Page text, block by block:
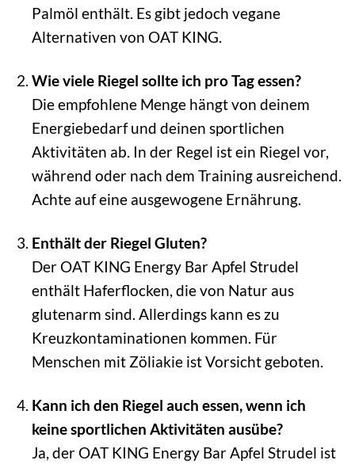
Palmöl enthält. Es gibt jedoch vegane
Alternativen von OAT KING.
Wie viele Riegel sollte ich pro Tag essen?
Die empfohlene Menge hängt von deinem
Energiebedarf und deinen sportlichen
Aktivitäten ab. In der Regel ist ein Riegel vor,
während oder nach dem Training ausreichend.
Achte auf eine ausgewogene Ernährung.
Enthält der Riegel Gluten?
Der OAT KING Energy Bar Apfel Strudel
enthält Haferflocken, die von Natur aus
glutenarm sind. Allerdings kann es zu
Kreuzkontaminationen kommen. Für
Menschen mit Zöliakie ist Vorsicht geboten.
Kann ich den Riegel auch essen, wenn ich
keine sportlichen Aktivitäten ausübe?
Ja, der OAT KING Energy Bar Apfel Strudel ist